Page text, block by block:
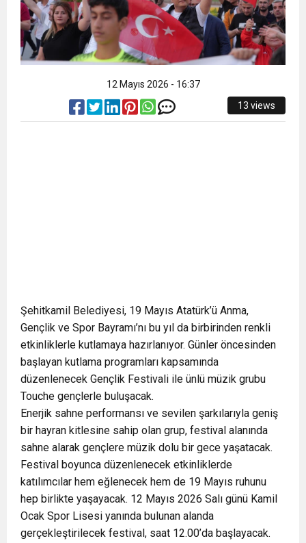
12 Mayıs 2026 - 16:37
13 views
Şehitkamil Belediyesi, 19 Mayıs Atatürk’ü Anma,
Gençlik ve Spor Bayramı’nı bu yıl da birbirinden renkli
etkinliklerle kutlamaya hazırlanıyor. Günler öncesinden
başlayan kutlama programları kapsamında
düzenlenecek Gençlik Festivali ile ünlü müzik grubu
Touche gençlerle buluşacak.
Enerjik sahne performansı ve sevilen şarkılarıyla geniş
bir hayran kitlesine sahip olan grup, festival alanında
sahne alarak gençlere müzik dolu bir gece yaşatacak.
Festival boyunca düzenlenecek etkinliklerde
katılımcılar hem eğlenecek hem de 19 Mayıs ruhunu
hep birlikte yaşayacak. 12 Mayıs 2026 Salı günü Kamil
Ocak Spor Lisesi yanında bulunan alanda
gerçekleştirilecek festival, saat 12.00’da başlayacak.